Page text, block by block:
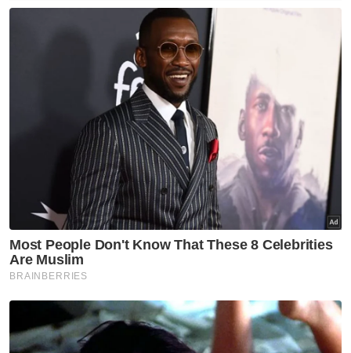
Pada Isnin, sembilan Ahli Parlimen PKR
mendesak kerajaan menubuhkan
Suruhanjaya Siasatan Diraja (RCI) bagi
menyiasat dakwaan campur tangan dalam
pelantikan hakimdan keputusan kes
mahkamah yang kini mencetuskan
kebimbangan terhadap kebebasan institusi
kehakiman negara.